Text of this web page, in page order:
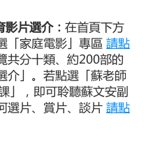
片選介： 在首頁下方
「家庭電影」專區 請點
共分十類、約200部的
介」。若點選「蘇老師
」，即可聆聽蘇文安副
選片、賞片、談片 請點